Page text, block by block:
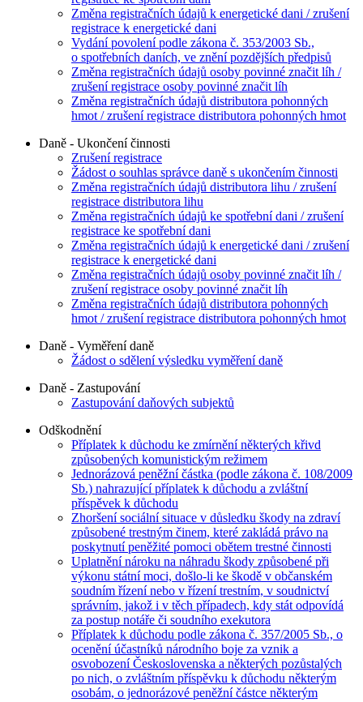
Změna registračních údajů k energetické dani / zrušení
registrace k energetické dani
Vydání povolení podle zákona č. 353/2003 Sb.,
o spotřebních daních, ve znění pozdějších předpisů
Změna registračních údajů osoby povinné značit líh /
zrušení registrace osoby povinné značit líh
Změna registračních údajů distributora pohonných
hmot / zrušení registrace distributora pohonných hmot
Daně - Ukončení činnosti
Zrušení registrace
Žádost o souhlas správce daně s ukončením činnosti
Změna registračních údajů distributora lihu / zrušení
registrace distributora lihu
Změna registračních údajů ke spotřební dani / zrušení
registrace ke spotřební dani
Změna registračních údajů k energetické dani / zrušení
registrace k energetické dani
Změna registračních údajů osoby povinné značit líh /
zrušení registrace osoby povinné značit líh
Změna registračních údajů distributora pohonných
hmot / zrušení registrace distributora pohonných hmot
Daně - Vyměření daně
Žádost o sdělení výsledku vyměření daně
Daně - Zastupování
Zastupování daňových subjektů
Odškodnění
Příplatek k důchodu ke zmírnění některých křivd
způsobených komunistickým režimem
Jednorázová peněžní částka (podle zákona č. 108/2009
Sb.) nahrazující příplatek k důchodu a zvláštní
příspěvek k důchodu
Zhoršení sociální situace v důsledku škody na zdraví
způsobené trestným činem, které zakládá právo na
poskytnutí peněžité pomoci obětem trestné činnosti
Uplatnění nároku na náhradu škody způsobené při
výkonu státní moci, došlo-li ke škodě v občanském
soudním řízení nebo v řízení trestním, v soudnictví
správním, jakož i v těch případech, kdy stát odpovídá
za postup notáře či soudního exekutora
Příplatek k důchodu podle zákona č. 357/2005 Sb., o
ocenění účastníků národního boje za vznik a
osvobození Československa a některých pozůstalých
po nich, o zvláštním příspěvku k důchodu některým
osobám, o jednorázové peněžní částce některým